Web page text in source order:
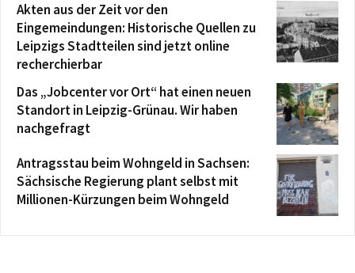
Akten aus der Zeit vor den
Eingemeindungen: Historische Quellen zu
Leipzigs Stadtteilen sind jetzt online
recherchierbar
Das „Jobcenter vor Ort“ hat einen neuen
Standort in Leipzig-Grünau. Wir haben
nachgefragt
Antragsstau beim Wohngeld in Sachsen:
Sächsische Regierung plant selbst mit
Millionen-Kürzungen beim Wohngeld